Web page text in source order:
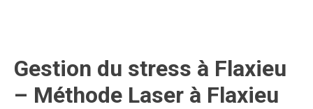
Gestion du stress à Flaxieu
– Méthode Laser à Flaxieu